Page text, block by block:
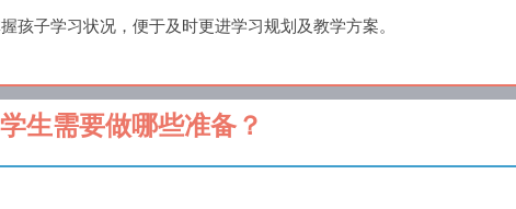
孩子学习状况，便于及时更进学习规划及教学方案。
生需要做哪些准备？